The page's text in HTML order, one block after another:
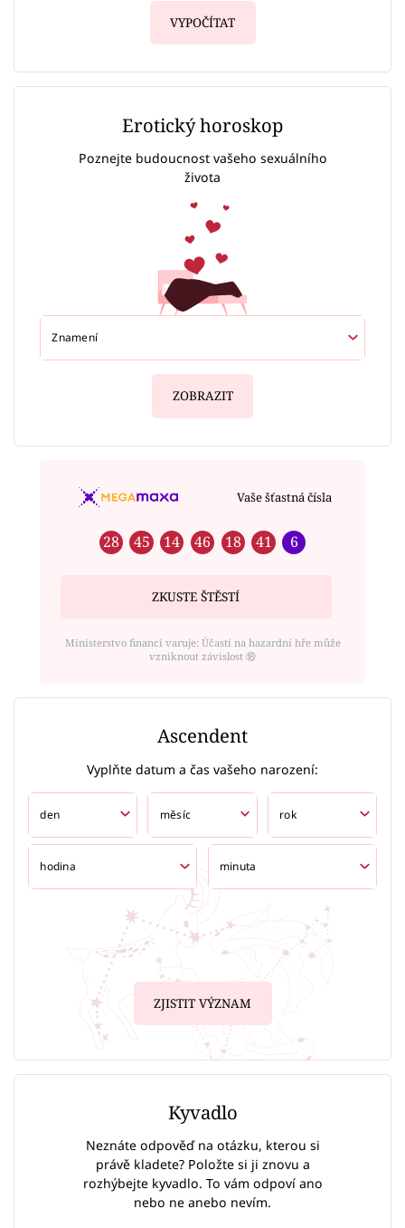
VYPOČÍTAT
Erotický horoskop
Poznejte budoucnost vašeho sexuálního
života
ZOBRAZIT
Vaše šťastná čísla
28 45 14 46 18 41 6
ZKUSTE ŠTĚSTÍ
Ministerstvo financí varuje: Účastí na hazardní hře může
vzniknout závislost ⑱
Ascendent
Vyplňte datum a čas vašeho narození:
ZJISTIT VÝZNAM
Kyvadlo
Neznáte odpověď na otázku, kterou si
právě kladete? Položte si ji znovu a
rozhýbejte kyvadlo. To vám odpoví ano
nebo ne anebo nevím.